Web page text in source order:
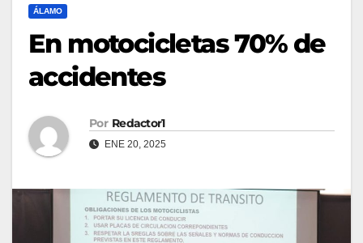
ÁLAMO
En motocicletas 70% de
accidentes
Por Redactor1
ENE 20, 2025